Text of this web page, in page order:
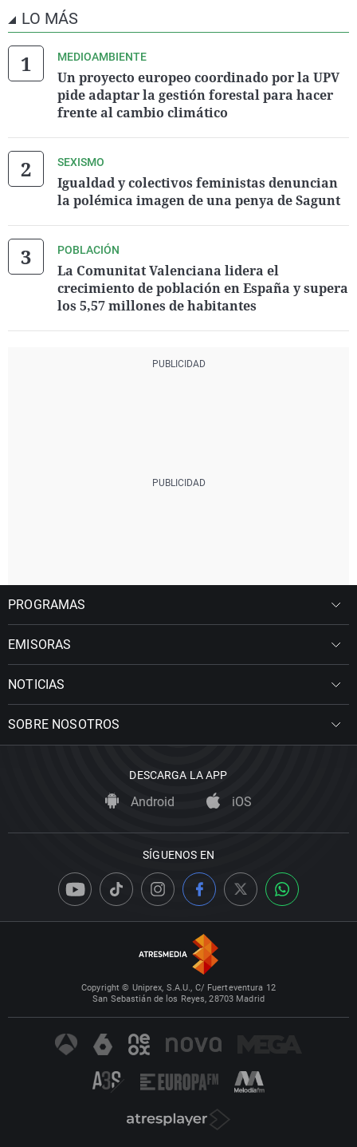
LO MÁS
MEDIOAMBIENTE
Un proyecto europeo coordinado por la UPV
pide adaptar la gestión forestal para hacer
frente al cambio climático
SEXISMO
Igualdad y colectivos feministas denuncian
la polémica imagen de una penya de Sagunt
POBLACIÓN
La Comunitat Valenciana lidera el
crecimiento de población en España y supera
los 5,57 millones de habitantes
PROGRAMAS
EMISORAS
NOTICIAS
SOBRE NOSOTROS
DESCARGA LA APP
Android iOS
SÍGUENOS EN
Copyright © Uniprex, S.A.U., C/ Fuerteventura 12
San Sebastián de los Reyes, 28703 Madrid